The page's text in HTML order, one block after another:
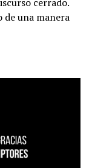
de una manera